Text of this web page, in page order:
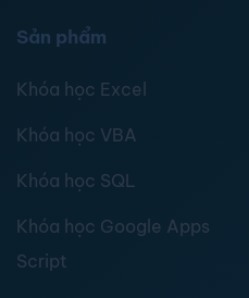
Sản phẩm
Khóa học Excel
Khóa học VBA
Khóa học SQL
Khóa học Google Apps
Script